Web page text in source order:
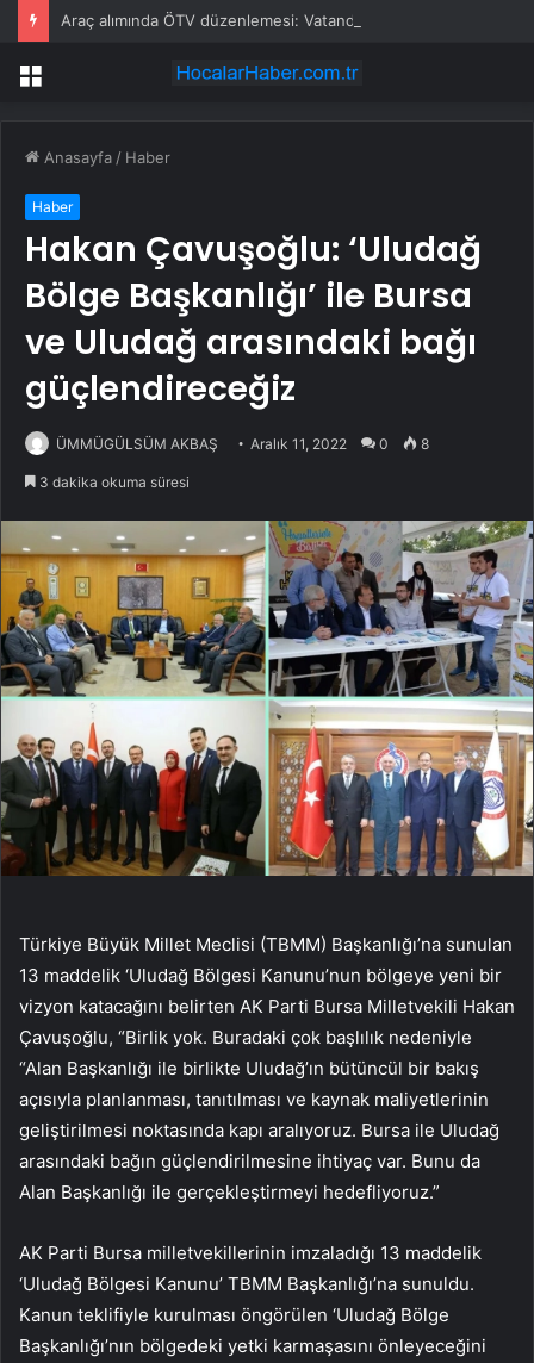
Menü
Anasayfa / Haber
Haber
Hakan Çavuşoğlu: ‘Uludağ
Bölge Başkanlığı’ ile Bursa
ve Uludağ arasındaki bağı
güçlendireceğiz
ÜMMÜGÜLSÜM AKBAŞ Aralık 11, 2022 0 8
3 dakika okuma süresi
Türkiye Büyük Millet Meclisi (TBMM) Başkanlığı’na sunulan
13 maddelik ‘Uludağ Bölgesi Kanunu’nun bölgeye yeni bir
vizyon katacağını belirten AK Parti Bursa Milletvekili Hakan
Çavuşoğlu, “Birlik yok. Buradaki çok başlılık nedeniyle
“Alan Başkanlığı ile birlikte Uludağ’ın bütüncül bir bakış
açısıyla planlanması, tanıtılması ve kaynak maliyetlerinin
geliştirilmesi noktasında kapı aralıyoruz. Bursa ile Uludağ
arasındaki bağın güçlendirilmesine ihtiyaç var. Bunu da
Alan Başkanlığı ile gerçekleştirmeyi hedefliyoruz.”
AK Parti Bursa milletvekillerinin imzaladığı 13 maddelik
‘Uludağ Bölgesi Kanunu’ TBMM Başkanlığı’na sunuldu.
Kanun teklifiyle kurulması öngörülen ‘Uludağ Bölge
Başkanlığı’nın bölgedeki yetki karmaşasını önleyeceğini